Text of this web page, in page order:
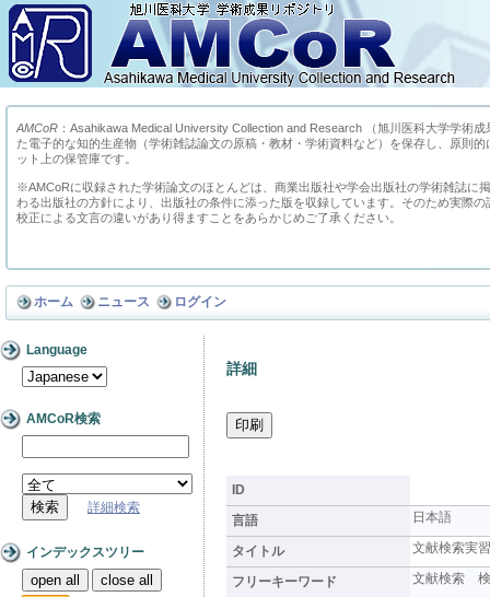
AMCoR ：Asahikawa Medical University Collection and Research （旭川医科大学学術
た電子的な知的生産物（学術雑誌論文の原稿・教材・学術資料など）を保存し、原則
ット上の保管庫です。
※AMCoRに収録された学術論文のほとんどは、商業出版社や学会出版社の学術雑誌に
わる出版社の方針により、出版社の条件に添った版を収録しています。そのため実際
校正による文言の違いがあり得ますことをあらかじめご了承ください。
ホーム ニュース ログイン
Language
AMCoR検索
詳細検索
インデックスツリー
open all close all
詳細
ID
言語
日本語
タイトル 文献検索実
フリーキーワード 文献検索